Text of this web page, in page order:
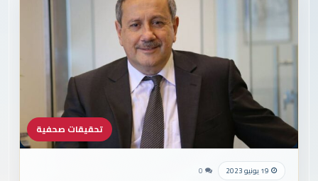
تحقيقات صحفية
19 يونيو 2023 0